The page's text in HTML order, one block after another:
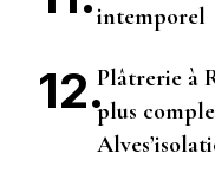
intemporel
Plâtrerie à
plus